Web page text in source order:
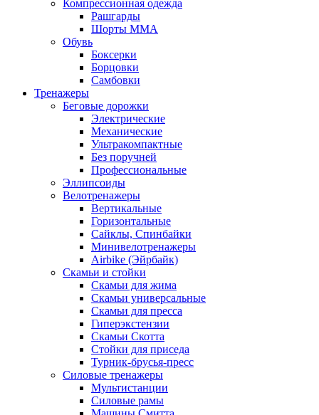
Компрессионная одежда
Рашгарды
Шорты MMA
Обувь
Боксерки
Борцовки
Самбовки
Тренажеры
Беговые дорожки
Электрические
Механические
Ультракомпактные
Без поручней
Профессиональные
Эллипсоиды
Велотренажеры
Вертикальные
Горизонтальные
Сайклы, Спинбайки
Минивелотренажеры
Airbike (Эйрбайк)
Скамьи и стойки
Скамьи для жима
Скамьи универсальные
Скамьи для пресса
Гиперэкстензии
Скамьи Скотта
Стойки для приседа
Турник-брусья-пресс
Силовые тренажеры
Мультистанции
Силовые рамы